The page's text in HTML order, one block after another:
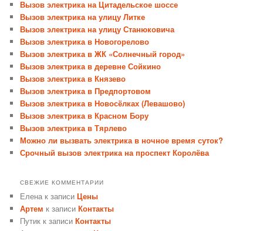
Вызов электрика на Цитадельское шоссе
Вызов электрика на улицу Литке
Вызов электрика на улицу Станюковича
Вызов электрика в Новогорелово
Вызов электрика в ЖК «Солнечный город»
Вызов электрика в деревне Сойкино
Вызов электрика в Князево
Вызов электрика в Предпортовом
Вызов электрика в Новосёлках (Левашово)
Вызов электрика в Красном Бору
Вызов электрика в Тярлево
Можно ли вызвать электрика в ночное время суток?
Срочный вызов электрика на проспект Королёва
СВЕЖИЕ КОММЕНТАРИИ
Елена к записиЦены
Артем к записиКонтакты
Путик к записиКонтакты